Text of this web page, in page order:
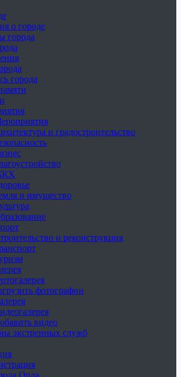
о городе
города
города
и градостроительство
и имущество
и реконструкция
фотографии
видео
экстренных служб
Орла